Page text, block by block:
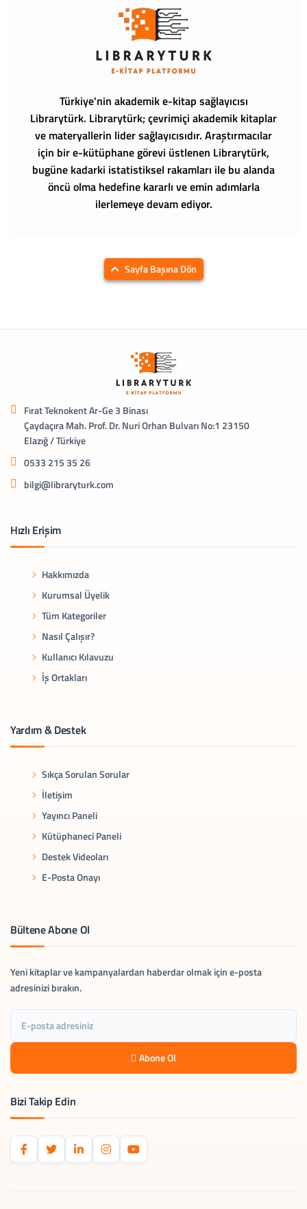
Türkiye'nin akademik e-kitap sağlayıcısı
Librarytürk. Librarytürk; çevrimiçi akademik kitaplar
ve materyallerin lider sağlayıcısıdır. Araştırmacılar
için bir e-kütüphane görevi üstlenen Librarytürk,
bugüne kadarki istatistiksel rakamları ile bu alanda
öncü olma hedefine kararlı ve emin adımlarla
ilerlemeye devam ediyor.
Sayfa Başına Dön
Fırat Teknokent Ar-Ge 3 Binası
Çaydaçıra Mah. Prof. Dr. Nuri Orhan Bulvarı No:1 23150
Elazığ / Türkiye
0533 215 35 26
bilgi@libraryturk.com
Hızlı Erişim
Hakkımızda
Kurumsal Üyelik
Tüm Kategoriler
Nasıl Çalışır?
Kullanıcı Kılavuzu
İş Ortakları
Yardım & Destek
Sıkça Sorulan Sorular
İletişim
Yayıncı Paneli
Kütüphaneci Paneli
Destek Videoları
E-Posta Onayı
Bültene Abone Ol
Yeni kitaplar ve kampanyalardan haberdar olmak için e-posta
adresinizi bırakın.
Abone Ol
Bizi Takip Edin